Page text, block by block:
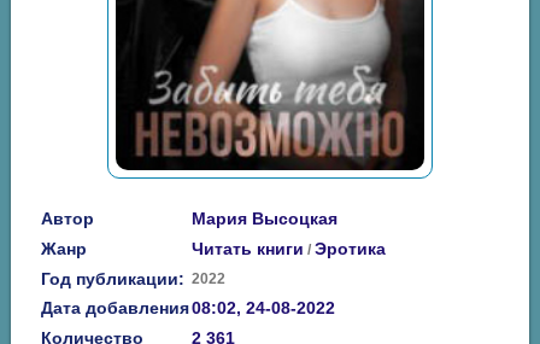
Автор
Мария Высоцкая
Жанр
Читать книги /Эротика
Год публикации: 2022
Дата добавления08:02, 24-08-2022
Количество
2 361